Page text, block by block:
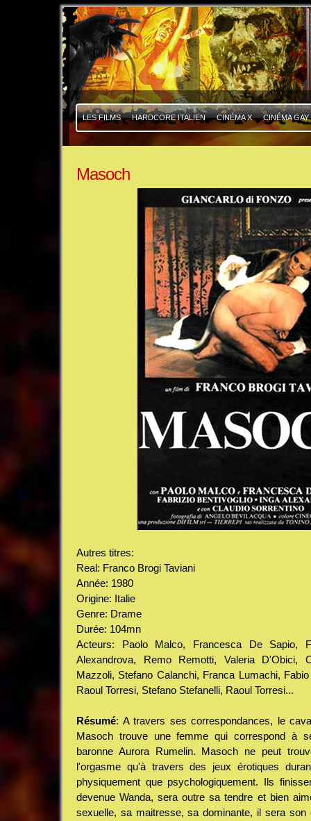
LES FILMS HARDCORE ITALIEN CINÉMA X CINÉMA GAY
Masoch
Autres titres:
Real: Franco Brogi Taviani
Année: 1980
Origine: Italie
Genre: Drame
Durée: 104mn
Acteurs: Paolo Malco, Francesca De Sapio,
Alexandrova, Remo Remotti, Valeria D'Obici,
Mazzoli, Stefano Calanchi, Franca Lumachi,
Raoul Torresi, Stefano Stefanelli, Raoul Torresi...
Résumé: A travers ses correspondances, le
Masoch trouve une femme qui correspond à
baronne Aurora Rumelin. Masoch ne peut
l'orgasme qu'à travers des jeux érotiques
physiquement que psychologiquement. Ils
devenue Wanda, sera outre sa tendre et bien
sexuelle, sa maitresse, sa dominante, il sera son